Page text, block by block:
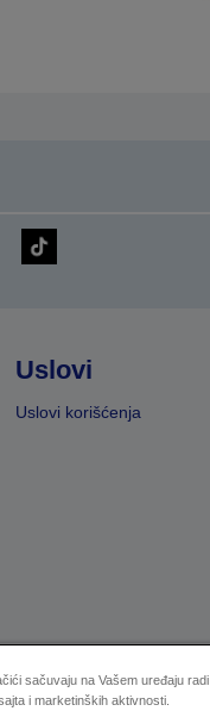
Uslovi
Uslovi korišćenja
sačuvaju na Vašem uređaju radi
i marketinških aktivnosti.